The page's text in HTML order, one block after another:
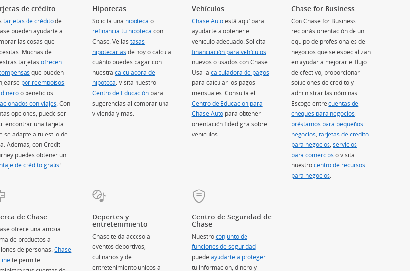
de crédito
tarjetas de crédito(Se abre en superposición)
de
pueden ayudarte a
las cosas que
Muchas de
tarjetasofrecen
(Se abre en superposición)
que pueden
por reembolsos
dinero(Se abre en superposición)
o beneficios
con viajes(Se abre en superposición)
. Con
opciones, puede ser
encontrar una tarjeta
se adapte a tu estilo de
Además, con Credit
puedes obtener un
de crédito gratis(Se abre en superposición)
!
Hipotecas
Solicita una hipoteca o
refinancia tu hipoteca con
Chase. Ve las tasas
hipotecarias (Se abre en superposición)
de hoy o calcula
cuánto puedes pagar con
nuestra calculadora de
hipoteca(Se abre en superposición)
. Visita nuestro
Centro de Educación(Se abre en superposición)
para
sugerencias al comprar una
vivienda y más.
Vehículos
Chase Auto(Se abre en superposición)
está aquí para
ayudarte a obtener el
vehículo adecuado. Solicita
financiación para vehículos (Se abre en superposición)
nuevos o usados con Chase.
Usa la calculadora de pagos (Se abre en superposición)
para calcular los pagos
mensuales. Consulta el
Centro de Educación para
Chase Auto(Se abre en superposición)
para obtener
orientación fidedigna sobre
vehículos.
Chase for Business
Con Chase for Business
recibirás orientación de un
equipo de profesionales de
negocios que se especializan
en ayudar a mejorar el flujo
de efectivo, proporcionar
soluciones de crédito y
administrar las nóminas.
Escoge entrecuentas de
cheques para negocios,
préstamos para pequeños
negocios(Se abre en superposición)
,tarjetas de crédito
para negocios(Se abre en superposición)
,servicios
para comercios (Se abre en superposición)
o visita
nuestrocentro de recursos
para negocios.
de Chase
ofrece una amplia
de productos a
de personas.Chase
te permite
Deportes y
entretenimiento
Chase te da acceso a
eventos deportivos,
culinarios y de
entretenimiento únicos a
Centro de Seguridad de
Chase
Nuestroconjunto de
funciones de seguridad
puede ayudarte a proteger
tu información, dinero y